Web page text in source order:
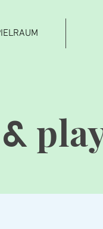
&